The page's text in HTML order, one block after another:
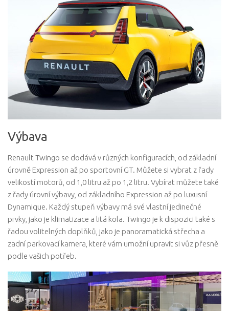
Výbava
Renault Twingo se dodává v různých konfiguracích, od základní
úrovně Expression až po sportovní GT. Můžete si vybrat z řady
velikostí motorů, od 1,0 litru až po 1,2 litru. Vybírat můžete také
z řady úrovní výbavy, od základního Expression až po luxusní
Dynamique. Každý stupeň výbavy má své vlastní jedinečné
prvky, jako je klimatizace a litá kola. Twingo je k dispozici také s
řadou volitelných doplňků, jako je panoramatická střecha a
zadní parkovací kamera, které vám umožní upravit si vůz přesně
podle vašich potřeb.